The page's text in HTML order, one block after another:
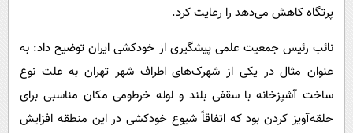
پرتگاه کاهش می‌دهد را رعایت کرد.
نائب رئیس جمعیت علمی پیشگیری از خودکشی ایران توضیح داد: به‌
عنوان مثال در یکی از شهرک‌های اطراف شهر تهران به‌ علت نوع
ساخت آشپزخانه با سقفی بلند و لوله خرطومی مکان مناسبی برای
حلقه‌آویز کردن بود که اتفاقاً شیوع خودکشی در این منطقه افزایش